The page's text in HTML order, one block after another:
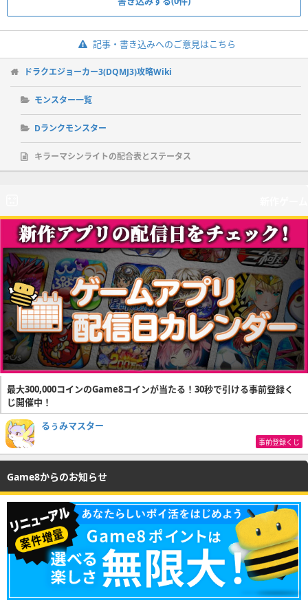
記事・書き込みへのご意見はこちら
ドラクエジョーカー3(DQMJ3)攻略Wiki
モンスター一覧
Dランクモンスター
キラーマシンライトの配合表とステータス
最大300,000コインのGame8コインが当たる！30秒で引ける事前登録く
じ開催中！
るぅみマスター
事前登録くじ
Game8からのお知らせ